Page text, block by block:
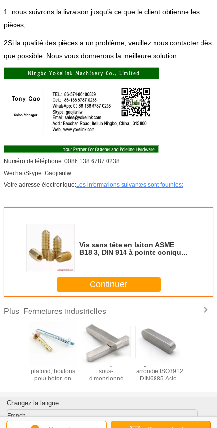
1. nous suivrons la livraison jusqu'à ce que le client obtienne les
pièces;
2Si la qualité des pièces a un problème, veuillez nous contacter dès
que possible. Nous vous donnerons la meilleure solution.
Numéro de téléphone: 0086 138 6787 0238
Wechat/Skype: Gaojianlw
Votre adresse électronique:Les informations suivantes sont fournies:
Vis sans tête en laiton ASME
B18.3, DIN 914 à pointe conique,
Continuer
Plus Fermetures industrielles
Nylok
plafond, boulons
pour béton en
à clou en acier au
carbone
Acier inoxydable
sous-
dimensionné
B18.25.2M
arrondie ISO3912
DIN6885 Acier
Changez la langue
French